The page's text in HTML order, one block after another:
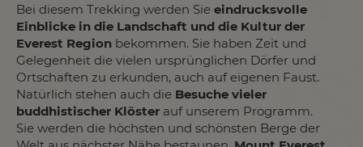
Bei diesem Trekking werden Sie eindrucksvolle
Einblicke in die Landschaft und die Kultur der
Everest Region bekommen. Sie haben Zeit und
Gelegenheit die vielen ursprünglichen Dörfer und
Ortschaften zu erkunden, auch auf eigenen Faust.
Natürlich stehen auch die Besuche vieler
buddhistischer Klöster auf unserem Programm.
Sie werden die höchsten und schönsten Berge der